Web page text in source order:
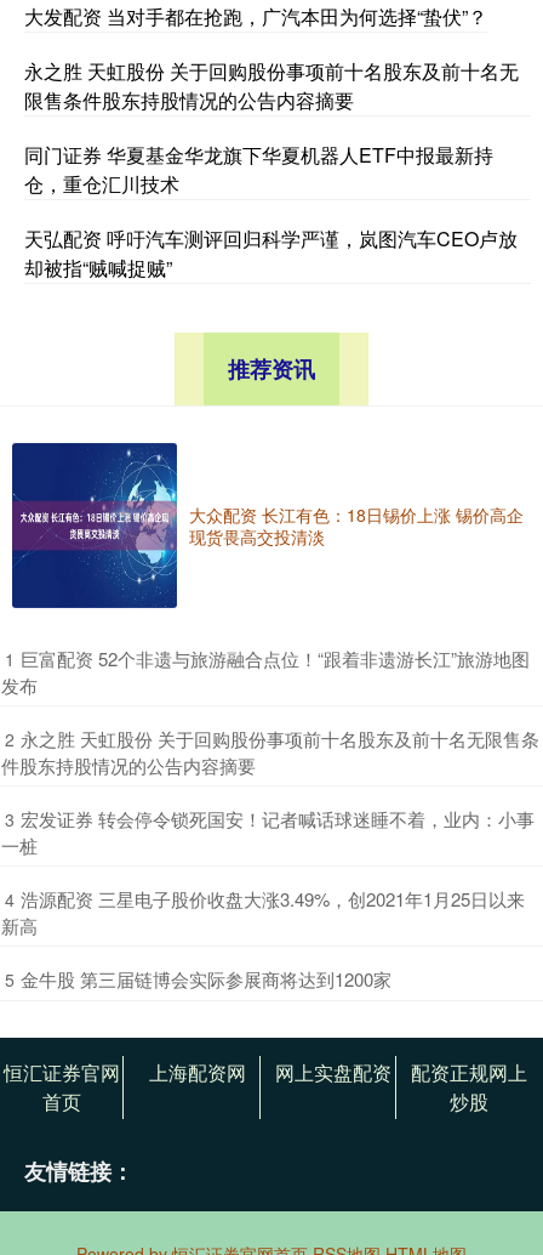
大发配资 当对手都在抢跑，广汽本田为何选择“蛰伏”？
永之胜 天虹股份 关于回购股份事项前十名股东及前十名无
限售条件股东持股情况的公告内容摘要
同门证券 华夏基金华龙旗下华夏机器人ETF中报最新持
仓，重仓汇川技术
天弘配资 呼吁汽车测评回归科学严谨，岚图汽车CEO卢放
却被指“贼喊捉贼”
推荐资讯
大众配资 长江有色：18日锡价上涨 锡价高企
现货畏高交投清淡
1 ​巨富配资 52个非遗与旅游融合点位！“跟着非遗游长江”旅游地图
发布
2 ​永之胜 天虹股份 关于回购股份事项前十名股东及前十名无限售条
件股东持股情况的公告内容摘要
3 ​宏发证券 转会停令锁死国安！记者喊话球迷睡不着，业内：小事
一桩
4 ​浩源配资 三星电子股价收盘大涨3.49%，创2021年1月25日以来
新高
5 ​金牛股 第三届链博会实际参展商将达到1200家
恒汇证券官网
首页
上海配资网 网上实盘配资
配资正规网上
炒股
友情链接：